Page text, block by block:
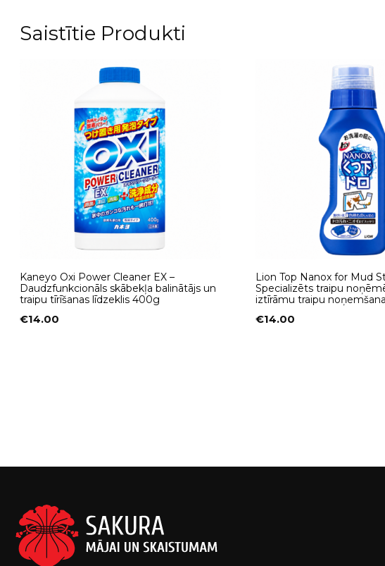
Saistītie Produkti
Kaneyo Oxi Power Cleaner EX –
Daudzfunkcionāls skābekļa balinātājs un
traipu tīrīšanas līdzeklis 400g
€14.00
Lion Top Nanox for Mud
Specializēts traipu
iztīrāmu traipu
€14.00